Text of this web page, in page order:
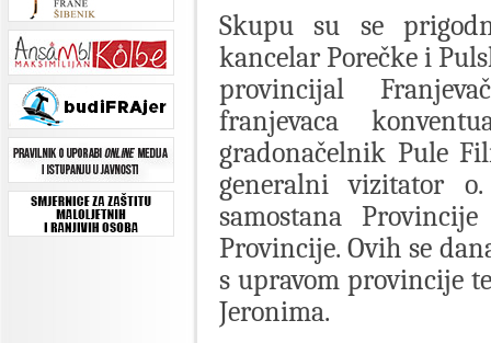
Skupu su se
kancelar Porečke i
provincijal
franjevaca
gradonačelnik Pule
generalni vizitator
samostana
Provincije. Ovih se
s upravom provincije
Jeronima.